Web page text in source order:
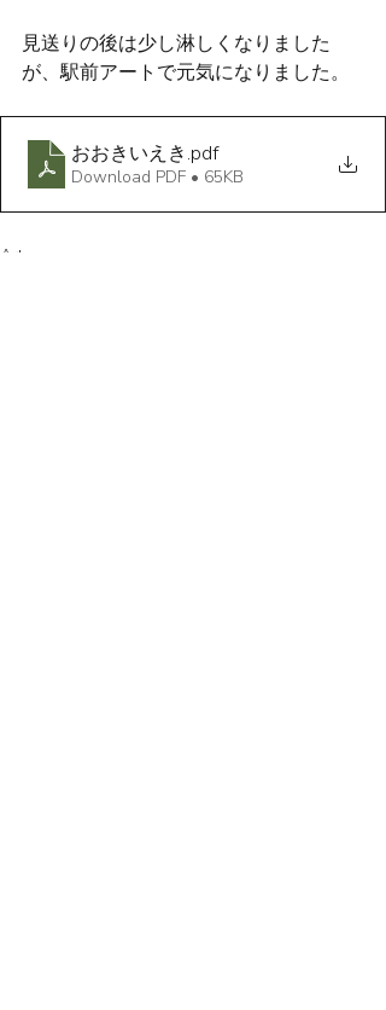
見送りの後は少し淋しくなりました
が、駅前アートで元気になりました。
おおきいえき.pdf
Download PDF • 65KB
Art